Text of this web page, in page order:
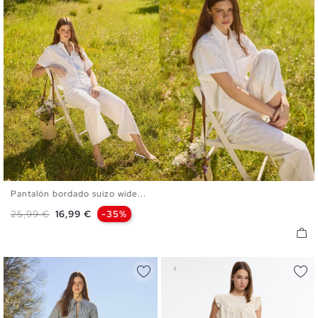
Pantalón bordado suizo wide...
Precio base
25,99 € Precio
16,99 € -35%